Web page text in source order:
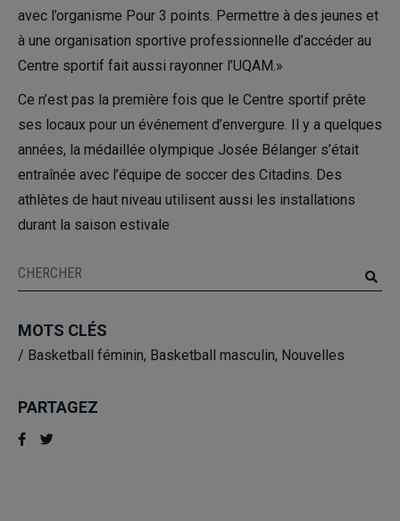
avec l’organisme Pour 3 points. Permettre à des jeunes et
à une organisation sportive professionnelle d’accéder au
Centre sportif fait aussi rayonner l’UQAM.»
Ce n’est pas la première fois que le Centre sportif prête
ses locaux pour un événement d’envergure. Il y a quelques
années, la médaillée olympique Josée Bélanger s’était
entraînée avec l’équipe de soccer des Citadins. Des
athlètes de haut niveau utilisent aussi les installations
durant la saison estivale
MOTS CLÉS
/ Basketball féminin, Basketball masculin, Nouvelles
PARTAGEZ